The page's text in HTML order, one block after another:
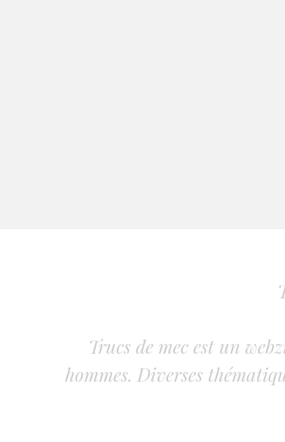
Trucs de mec est un
hommes. Diverses